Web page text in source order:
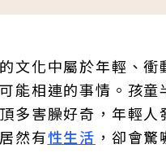
文化中屬於年輕、衝
可能相連的事情。孩
多害臊好奇，年輕人
然有性生活 ，卻會驚